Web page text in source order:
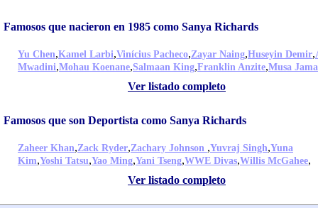
Famosos que nacieron en 1985 como Sanya Richards
Yu Chen,Kamel Larbi,Vinícius Pacheco,Zayar Naing,Huseyin Demir,
Mwadini,Mohau Koenane,Salmaan King,Franklin Anzite,Musa
Ver listado completo
Famosos que son Deportista como Sanya Richards
Zaheer Khan,Zack Ryder,Zachary Johnson ,Yuvraj Singh,Yuna
Kim,Yoshi Tatsu,Yao Ming,Yani Tseng,WWE Divas,Willis McGahee,
Ver listado completo